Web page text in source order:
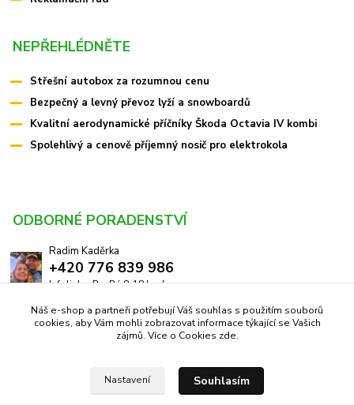
NEPŘEHLÉDNĚTE
Střešní autobox za rozumnou cenu
Bezpečný a levný převoz lyží a snowboardů
Kvalitní aerodynamické příčníky Škoda Octavia IV kombi
Spolehlivý a cenově příjemný nosič pro elektrokola
ODBORNÉ PORADENSTVÍ
Radim Kaděrka
+420 776 839 986
Infolinka: Po-Pá 8-18 hod.
info@pricniky.cz
Náš e-shop a partneři potřebují Váš souhlas s použitím souborů
cookies, aby Vám mohli zobrazovat informace týkající se Vašich
zájmů. Více o Cookies zde.
Nastavení Souhlasím